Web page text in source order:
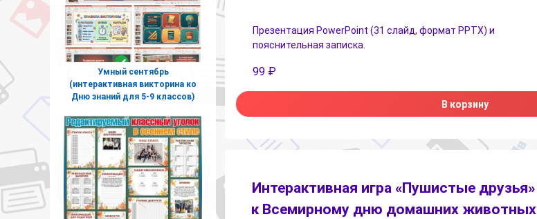
Презентация PowerPoint (31 слайд, формат PPTX) и
пояснительная записка.
99 ₽
В корзину
Интерактивная игра «Пушистые друзья»
к Всемирному дню домашних животных
Умный сентябрь
(интерактивная викторина ко
Дню знаний для 5-9 классов)